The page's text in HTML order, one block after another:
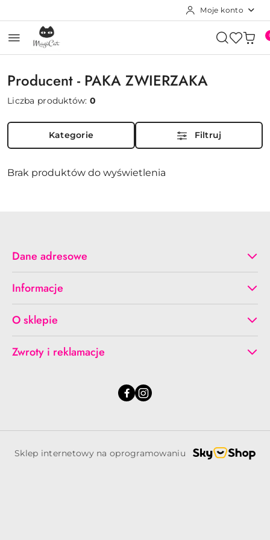
Moje konto
Producent - PAKA ZWIERZAKA
Liczba produktów:0
Kategorie Filtruj
Brak produktów do wyświetlenia
Dane adresowe
Informacje
O sklepie
Zwroty i reklamacje
Sklep internetowy na oprogramowaniu